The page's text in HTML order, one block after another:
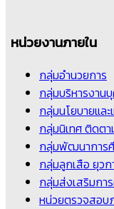
หน่วยงานภายใน
กลุ่มอำนวยการ
กลุ่มบริหารงาน
กลุ่มนโยบายแล
กลุ่มนิเทศ ติดตา
กลุ่มพัฒนาการ
กลุ่มลูกเสือ ยุวก
กลุ่มส่งเสริมกา
หน่วยตรวจสอบ